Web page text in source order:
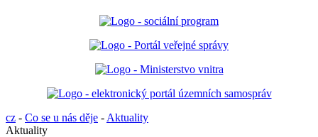
cz - Co se u nás děje - Aktuality
Aktuality